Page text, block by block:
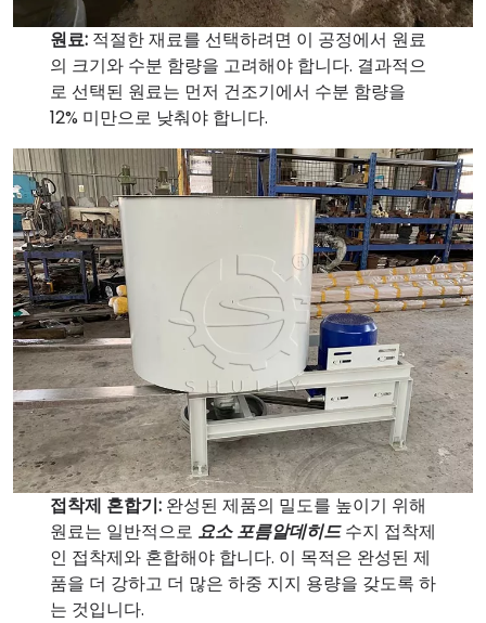
원료:적절한 재료를 선택하려면 이 공정에서 원료
의 크기와 수분 함량을 고려해야 합니다. 결과적으
로 선택된 원료는 먼저 건조기에서 수분 함량을
12% 미만으로 낮춰야 합니다.
접착제 혼합기:완성된 제품의 밀도를 높이기 위해
원료는 일반적으로 요소 포름알데히드수지 접착제
인 접착제와 혼합해야 합니다. 이 목적은 완성된 제
품을 더 강하고 더 많은 하중 지지 용량을 갖도록 하
는 것입니다.